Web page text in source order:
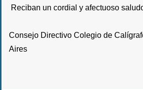
Reciban un cordial y afectuoso
Consejo Directivo Colegio de
Aires